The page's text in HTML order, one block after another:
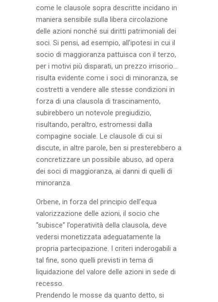
come le clausole sopra descritte incidano in
maniera sensibile sulla libera circolazione
delle azioni nonché sui diritti patrimoniali dei
soci. Si pensi, ad esempio, all’ipotesi in cui il
socio di maggioranza pattuisca con il terzo,
per i motivi più disparati, un prezzo irrisorio…
risulta evidente come i soci di minoranza, se
costretti a vendere alle stesse condizioni in
forza di una clausola di trascinamento,
subirebbero un notevole pregiudizio,
risultando, peraltro, estromessi dalla
compagine sociale. Le clausole di cui si
discute, in altre parole, ben si presterebbero a
concretizzare un possibile abuso, ad opera
dei soci di maggioranza, ai danni di quelli di
minoranza.
Orbene, in forza del principio dell’equa
valorizzazione delle azioni, il socio che
“subisce” l’operatività della clausola, deve
vedersi monetizzata adeguatamente la
propria partecipazione. I criteri inderogabili a
tal fine, sono quelli previsti in tema di
liquidazione del valore delle azioni in sede di
recesso.
Prendendo le mosse da quanto detto, si